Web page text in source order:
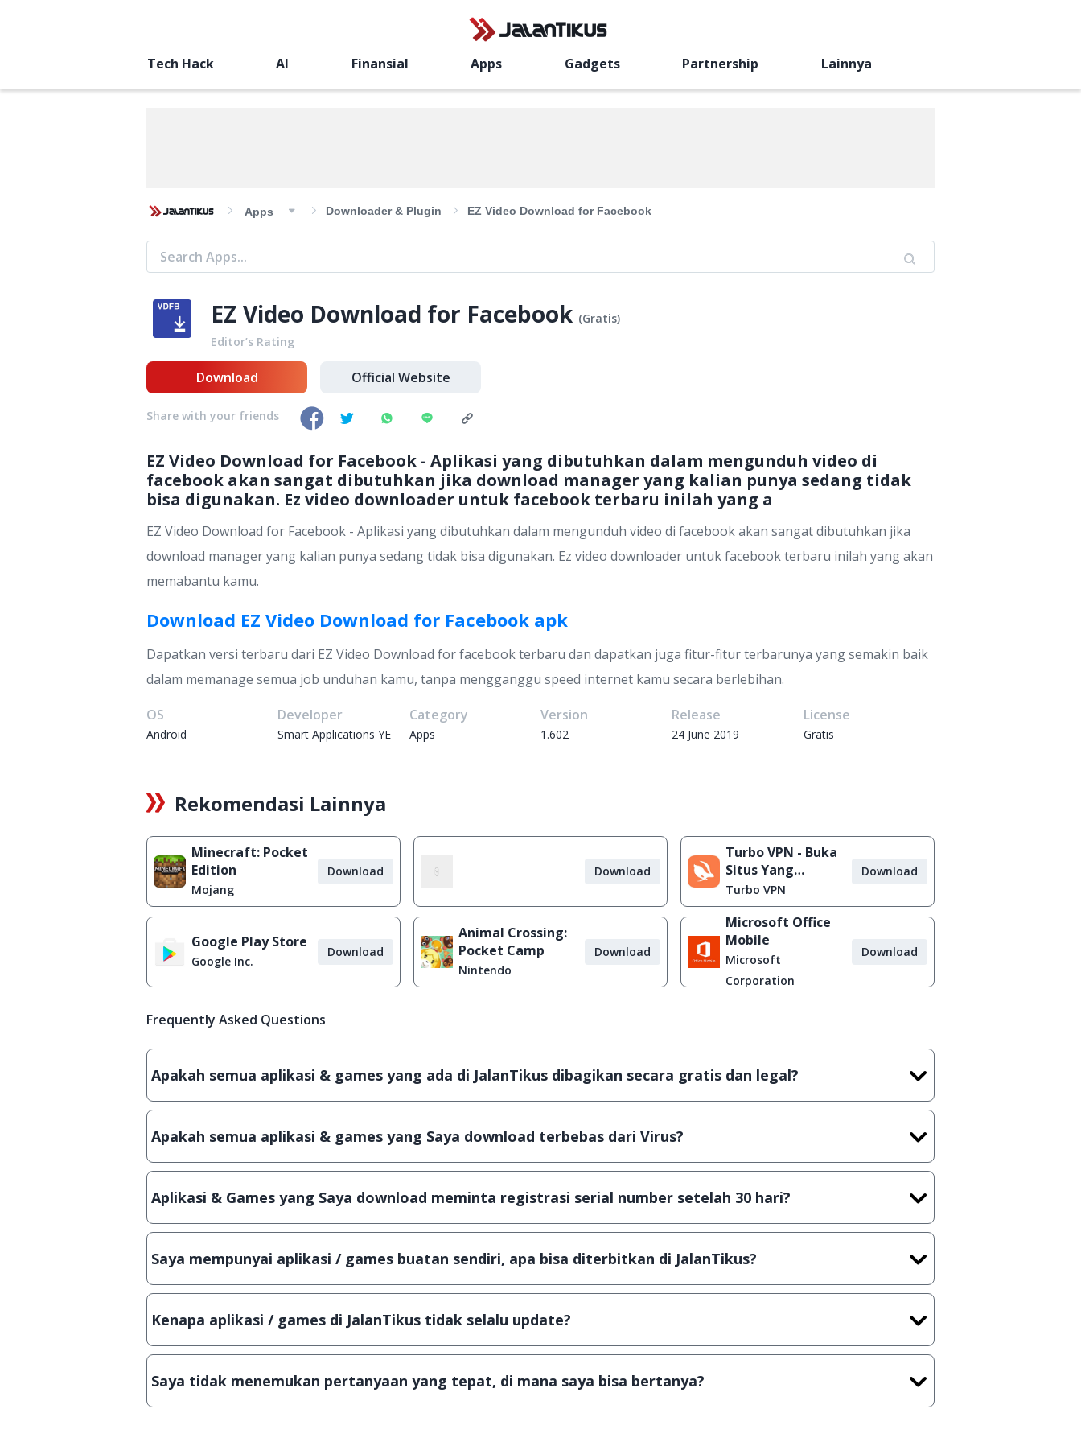
Tech Hack AI Finansial Apps Gadgets Partnership Lainnya
Apps Downloader & Plugin EZ Video Download for Facebook
EZ Video Download for Facebook (Gratis)
Editor’s Rating
EZ Video Download for Facebook - Aplikasi yang dibutuhkan dalam mengunduh video di
facebook akan sangat dibutuhkan jika download manager yang kalian punya sedang tidak
bisa digunakan. Ez video downloader untuk facebook terbaru inilah yang a
EZ Video Download for Facebook - Aplikasi yang dibutuhkan dalam mengunduh video di facebook akan sangat dibutuhkan jika
download manager yang kalian punya sedang tidak bisa digunakan. Ez video downloader untuk facebook terbaru inilah yang akan
memabantu kamu.
Download EZ Video Download for Facebook apk
Dapatkan versi terbaru dari EZ Video Download for facebook terbaru dan dapatkan juga fitur-fitur terbarunya yang semakin baik
dalam memanage semua job unduhan kamu, tanpa mengganggu speed internet kamu secara berlebihan.
OS
Android
Developer
Smart Applications YE
Category
Apps
Version
1.602
Release
24 June 2019
License
Gratis
Download Official Website
Share with your friends
Rekomendasi Lainnya
Minecraft: Pocket
Edition
Mojang
Download Download
Turbo VPN - Buka
Situs Yang
Diblokir
Turbo VPN
Download
Google Play Store
Google Inc.
Download
Animal Crossing:
Pocket Camp
Nintendo
Download
Microsoft Office
Mobile
Microsoft
Corporation
Download
Frequently Asked Questions
Apakah semua aplikasi & games yang ada di JalanTikus dibagikan secara gratis dan legal?
Ya, JalanTikus hanya membagikan aplikasi & games yang gratis (Freeware) dan legal, dalam artian tidak (bajakan) hasil crack,
Apakah semua aplikasi & games yang Saya download terbebas dari Virus?
Ya, JalanTikus selalu melakukan scanning dengan 3 jenis Antivirus (Kaspersky, AVG & Avast) sebelum menerbitkan suatu
Aplikasi & Games yang Saya download meminta registrasi serial number setelah 30 hari?
Meskipun dibagikan secara gratis, namun ada beberapa aplikasi & games yang dibagikan secara Shareware, dalam arti hanya
Saya mempunyai aplikasi / games buatan sendiri, apa bisa diterbitkan di JalanTikus?
Tentu saja bisa. Silahkan kirim email keinfo@jalantikus.comdengan menyertakan Nama Aplikasi/Games, Deskripsi serta
Kenapa aplikasi / games di JalanTikus tidak selalu update?
Demi menjaga kualitas aplikasi dan games yang ada di JalanTikus, hingga saat ini kita masih melakukan upload-download
Saya tidak menemukan pertanyaan yang tepat, di mana saya bisa bertanya?
Kami dengan senang hati menjawab setiap pertanyaan yang masuk. Kirim pertanyaan kamu keinfo@jalantikus.com